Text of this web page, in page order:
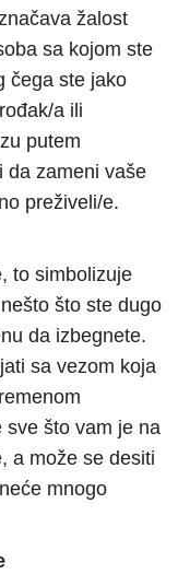
žalost
sa kojom ste
čega ste jako
a ili
putem
da zameni vaše
preživeli/e.
to simbolizuje
što ste dugo
da izbegnete.
sa vezom koja
sve što vam je na
a može se desiti
mnogo